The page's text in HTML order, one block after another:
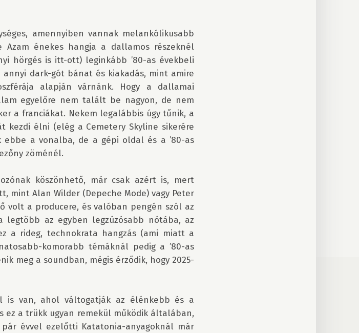
amennyiben vannak melankólikusabb
Azam énekes hangja a dallamos részeknél
hörgés is itt-ott) leginkább ’80-as évekbeli
dark-gót bánat és kiakadás, mint amire
alapján várnánk. Hogy a dallamai
egyelőre nem talált be nagyon, de nem
a franciákat. Nekem legalábbis úgy tűnik, a
kezdi élni (elég a Cemetery Skyline sikerére
ebbe a vonalba, de a gépi oldal és a ’80-as
zöménél.
köszönhető, már csak azért is, mert
mint Alan Wilder (Depeche Mode) vagy Peter
ő volt a producere, és valóban pengén szól az
legtöbb az egyben legzúzósabb nótába, az
a rideg, technokrata hangzás (ami miatt a
komorabb témáknál pedig a ’80-as
meg a soundban, mégis érződik, hogy 2025-
is van, ahol váltogatják az élénkebb és a
a trükk ugyan remekül működik általában,
évvel ezelőtti Katatonia-anyagoknál már